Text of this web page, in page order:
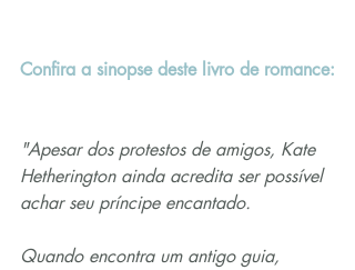
Confira a sinopse deste livro de romance:
"Apesar dos protestos de amigos, Kate
Hetherington ainda acredita ser possível
achar seu príncipe encantado.
Quando encontra um antigo guia,